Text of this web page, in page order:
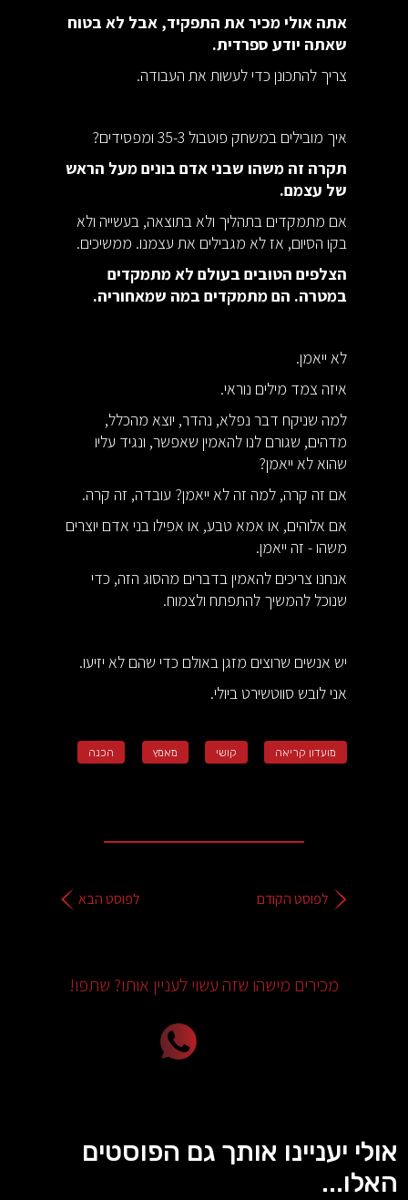
אתה אולי מכיר את התפקיד, אבל לא בטוח
שאתה יודע ספרדית.
צריך להתכונן כדי לעשות את העבודה.
איך מובילים במשחק פוטבול 35-3 ומפסידים?
תקרה זה משהו שבני אדם בונים מעל הראש
של עצמם.
אם מתמקדים בתהליך ולא בתוצאה, בעשייה ולא
בקו הסיום, אז לא מגבילים את עצמנו. ממשיכים.
הצלפים הטובים בעולם לא מתמקדים
במטרה. הם מתמקדים במה שמאחוריה.
לא ייאמן.
איזה צמד מילים נוראי.
למה שניקח דבר נפלא, נהדר, יוצא מהכלל,
מדהים, שגורם לנו להאמין שאפשר, ונגיד עליו
שהוא לא ייאמן?
אם זה קרה, למה זה לא ייאמן? עובדה, זה קרה.
אם אלוהים, או אמא טבע, או אפילו בני אדם יוצרים
משהו - זה ייאמן.
אנחנו צריכים להאמין בדברים מהסוג הזה, כדי
שנוכל להמשיך להתפתח ולצמוח.
יש אנשים שרוצים מזגן באולם כדי שהם לא יזיעו.
אני לובש סווטשירט ביולי.
מועדון קריאה קושי מאמץ הכנה
לפוסט הקודם לפוסט הבא
מכירים מישהו שזה עשוי לעניין אותו? שתפו!
אולי יעניינו אותך גם הפוסטים
האלו...